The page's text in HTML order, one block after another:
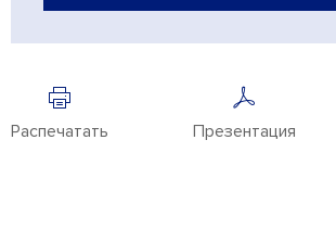
Распечатать Презентация